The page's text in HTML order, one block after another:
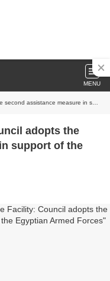
MENU
in support of the Egyptian Armed Forces
adopts the
support of the